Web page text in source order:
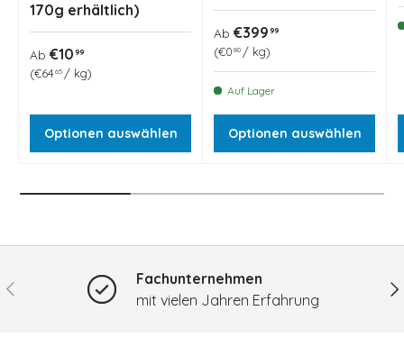
170g erhältlich)
Normaler Preis
Ab €10 99
Grundpreis
€64 65 / kg
Optionen auswählen
Normaler Preis
Ab €399 99
Grundpreis
€0 80 / kg
Auf Lager
Optionen auswählen
Vorherige
Fachunternehmen
mit vielen Jahren Erfahrung